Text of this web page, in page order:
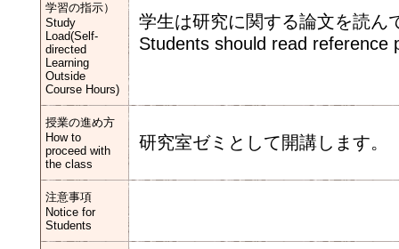
学習の指示）
Study
Load(Self-
directed
Learning
Outside
Course Hours)
学生は研究に関する論文を読ん
Students should read reference
授業の進め方
How to
proceed with
the class
研究室ゼミとして開講します。
注意事項
Notice for
Students